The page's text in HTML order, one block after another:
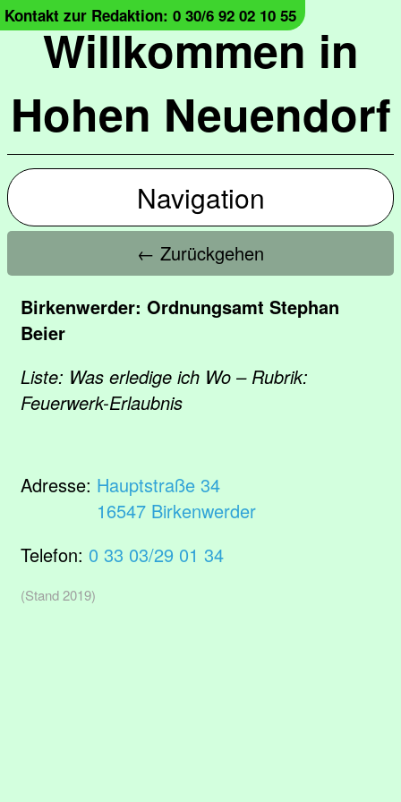
Willkommen in
Hohen Neuendorf
Kontakt zur Redaktion: 0 30/6 92 02 10 55
Navigation
← Zurückgehen
Birkenwerder: Ordnungsamt Stephan
Beier
Liste: Was erledige ich Wo – Rubrik:
Feuerwerk-Erlaubnis
Adresse: Hauptstraße 34
16547 Birkenwerder
Telefon: 0 33 03/29 01 34
(Stand 2019)